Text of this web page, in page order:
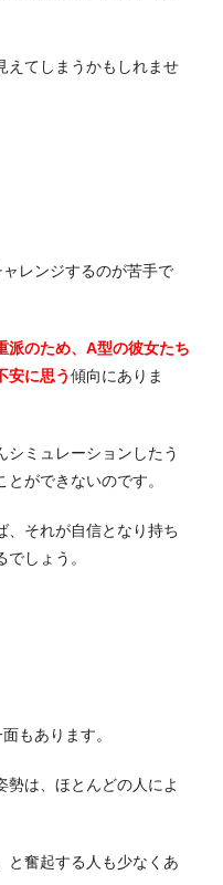
えてしまうかもしれませ
レンジするのが苦手で
派のため、A型の彼女たち
安に思う傾向にありま
シミュレーションしたう
ができないのです。
、それが自信となり持ち
しょう。
もあります。
勢は、ほとんどの人によ
と奮起する人も少なくあ